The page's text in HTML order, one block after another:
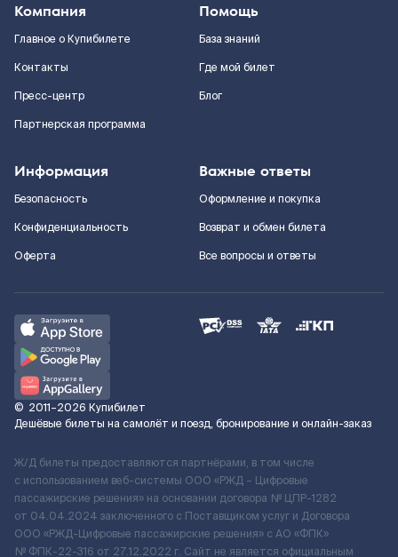
Компания
Главное о Купибилете
Контакты
Пресс-центр
Партнерская программа
Помощь
База знаний
Где мой билет
Блог
Информация
Безопасность
Конфиденциальность
Оферта
Важные ответы
Оформление и покупка
Возврат и обмен билета
Все вопросы и ответы
© 2011–2026 Купибилет
Дешёвые билеты на самолёт и поезд, бронирование и онлайн-заказ
Ж/Д билеты предоставляются партнёрами, в том числе
с использованием веб-системы ООО «РЖД – Цифровые
пассажирские решения» на основании договора № ЦПР-1282
от 04.04.2024 заключенного с Поставщиком услуг и Договора
ООО «РЖД-Цифровые пассажирские решения» c АО «ФПК»
№ ФПК-22-316 от 27.12.2022 г. Сайт не является официальным